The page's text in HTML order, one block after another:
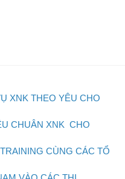
XNK THEO YÊU CHO
CHUÂN XNK CHO
CÙNG CÁC TỔ